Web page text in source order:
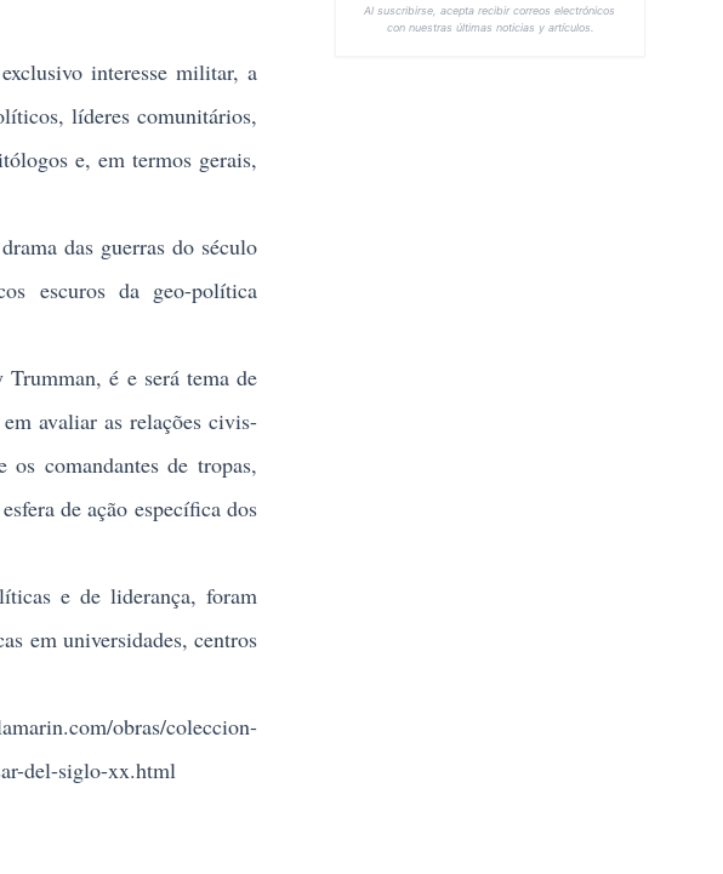
interesse militar, a
líderes comunitários,
e, em termos gerais,
das guerras do século
escuros da geo-política
é e será tema de
avaliar as relações civis-
comandantes de tropas,
de ação específica dos
e de liderança, foram
em universidades, centros
obras/coleccion-
del-siglo-xx.html
Al suscribirse, acepta recibir correos electrónicos
con nuestras últimas noticias y artículos.